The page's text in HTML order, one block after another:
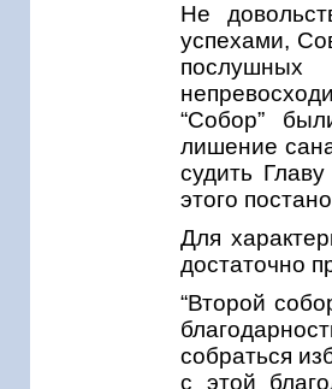
Не
успехами,
“Собор”
лишение
судить
этого
Для
достаточно
“Второй
собраться
с этой